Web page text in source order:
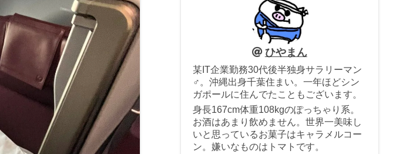
ひやまん
某IT企業勤務30代後半独身サラリーマン
♂。沖縄出身千葉住まい。一年ほどシン
ガポールに住んでたこともございます。
身長167cm体重108kgのぽっちゃり系。
お酒はあまり飲めません。世界一美味し
いと思っているお菓子はキャラメルコー
ン。嫌いなものはトマトです。